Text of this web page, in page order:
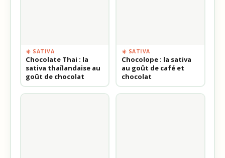
☀️ SATIVA
Chocolate Thai : la
sativa thaïlandaise au
goût de chocolat
☀️ SATIVA
Chocolope : la sativa
au goût de café et
chocolat